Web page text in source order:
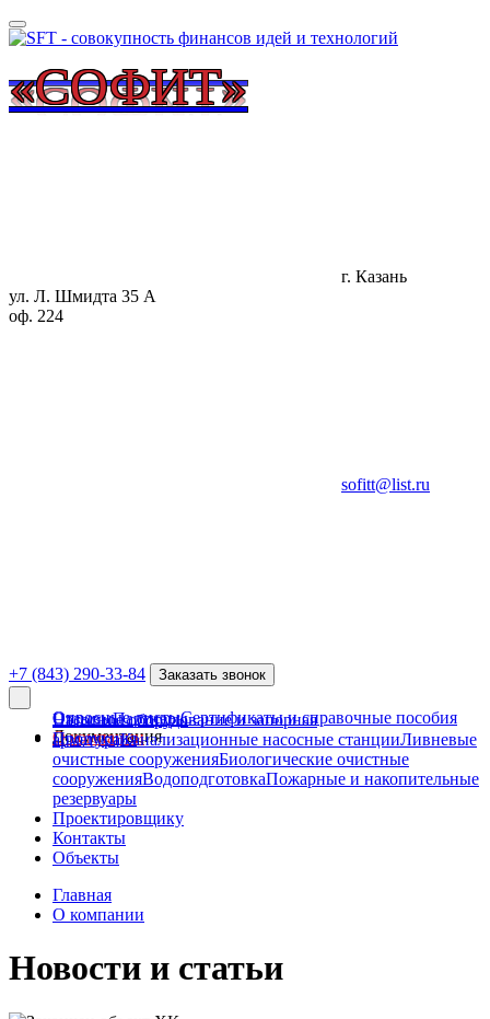
«СОФИТ»
г. Казань
ул. Л. Шмидта 35 А
оф. 224
sofitt@list.ru
+7 (843) 290-33-84 Заказать звонок
Документация
Опросные листыСертификаты и справочные пособия
О компании
ОтзывыПартнеры
Продукция
Насосное оборудование и запорная
арматураКанализационные насосные станцииЛивневые
очистные сооруженияБиологические очистные
сооруженияВодоподготовкаПожарные и накопительные
резервуары
Проектировщику
Контакты
Объекты
Главная
О компании
Новости и статьи